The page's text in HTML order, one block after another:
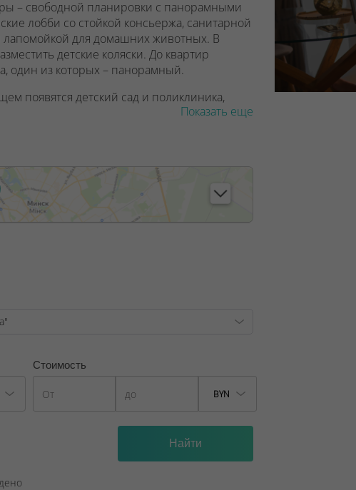
– свободной планировки с панорамными
лобби со стойкой консьержа, санитарной
для домашних животных. В
детские коляски. До квартир
один из которых – панорамный.
появятся детский сад и поликлиника,
игровые площадки. Дом Женева
mall.
лицензия №02240/129 от 06.09.06г.
№ 449/6, от 04.09.2025
Показать еще
Стоимость
BYN